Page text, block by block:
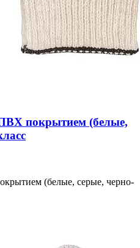
покрытием (белые,
(белые, серые, черно-